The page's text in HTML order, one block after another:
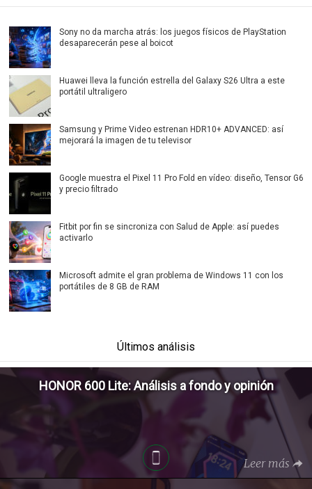
Sony no da marcha atrás: los juegos físicos de PlayStation
desaparecerán pese al boicot
Huawei lleva la función estrella del Galaxy S26 Ultra a este
portátil ultraligero
Samsung y Prime Video estrenan HDR10+ ADVANCED: así
mejorará la imagen de tu televisor
Google muestra el Pixel 11 Pro Fold en vídeo: diseño, Tensor G6
y precio filtrado
Fitbit por fin se sincroniza con Salud de Apple: así puedes
activarlo
Microsoft admite el gran problema de Windows 11 con los
portátiles de 8 GB de RAM
Últimos análisis
HONOR 600 Lite: Análisis a fondo y opinión
Leer más